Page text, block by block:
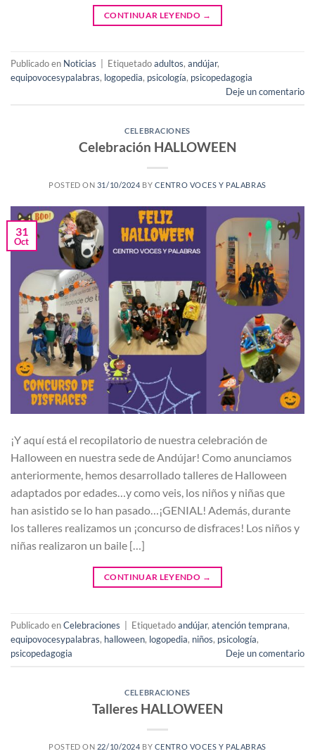
CONTINUAR LEYENDO →
Publicado en Noticias Etiquetadoadultos, andújar,
equipovocesypalabras, logopedia, psicología, psicopedagogia
Deje un comentario
CELEBRACIONES
Celebración HALLOWEEN
POSTED ON 31/10/2024 BY CENTRO VOCES Y PALABRAS
31
Oct
¡Y aquí está el recopilatorio de nuestra celebración de
Halloween en nuestra sede de Andújar! Como anunciamos
anteriormente, hemos desarrollado talleres de Halloween
adaptados por edades…y como veis, los niños y niñas que
han asistido se lo han pasado…¡GENIAL! Además, durante
los talleres realizamos un ¡concurso de disfraces! Los niños y
niñas realizaron un baile […]
CONTINUAR LEYENDO →
Publicado enCelebraciones Etiquetadoandújar, atención temprana,
equipovocesypalabras, halloween, logopedia, niños, psicología,
psicopedagogia
Deje un comentario
CELEBRACIONES
Talleres HALLOWEEN
POSTED ON 22/10/2024 BY CENTRO VOCES Y PALABRAS